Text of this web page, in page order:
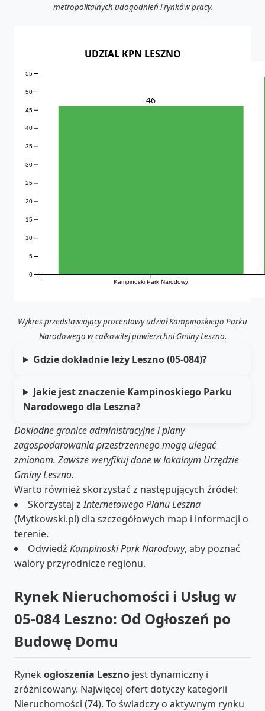
metropolitalnych udogodnień i rynków pracy.
UDZIAL KPN LESZNO
Kampinoski Park Narodowy
0
5
10
15
20
25
30
35
40
45
50
55
46
Wykres przedstawiający procentowy udział Kampinoskiego Parku
Narodowego w całkowitej powierzchni Gminy Leszno.
Gdzie dokładnie leży Leszno (05-084)?
Jakie jest znaczenie Kampinoskiego Parku
Narodowego dla Leszna?
Dokładne granice administracyjne i plany
zagospodarowania przestrzennego mogą ulegać
zmianom. Zawsze weryfikuj dane w lokalnym Urzędzie
Gminy Leszno.
Warto również skorzystać z następujących źródeł:
Skorzystaj zInternetowego Planu Leszna
(Mytkowski.pl) dla szczegółowych map i informacji o
terenie.
Odwiedź Kampinoski Park Narodowy, aby poznać
walory przyrodnicze regionu.
Rynek Nieruchomości i Usług w
05-084 Leszno: Od Ogłoszeń po
Budowę Domu
Rynekogłoszenia Leszno jest dynamiczny i
zróżnicowany. Najwięcej ofert dotyczy kategorii
Nieruchomości (74). To świadczy o aktywnym rynku